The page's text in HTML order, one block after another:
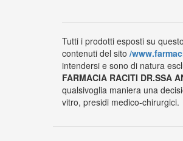
Tutti i prodotti esposti su
contenuti del sito /
intendersi e sono di natura
FARMACIA RACITI DR.SSA
qualsivoglia maniera una
vitro, presidi medico-chirurgici.